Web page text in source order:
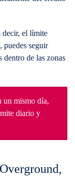
decir, el límite
puedes seguir
dentro de las zonas
un mismo día,
diario y